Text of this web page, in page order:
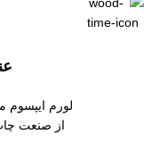
لورم ایپسوم
از صنعت